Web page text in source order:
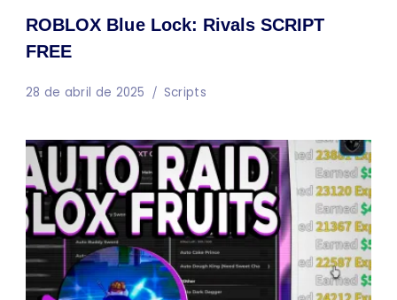
ROBLOX Blue Lock: Rivals SCRIPT
FREE
28 de abril de 2025 Scripts